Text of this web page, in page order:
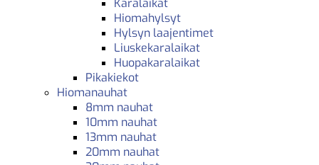
Karalaikat
Hiomahylsyt
Hylsyn laajentimet
Liuskekaralaikat
Huopakaralaikat
Pikakiekot
Hiomanauhat
8mm nauhat
10mm nauhat
13mm nauhat
20mm nauhat